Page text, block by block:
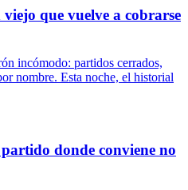
que vuelve a cobrarse
incómodo: partidos cerrados,
nombre. Esta noche, el historial
donde conviene no